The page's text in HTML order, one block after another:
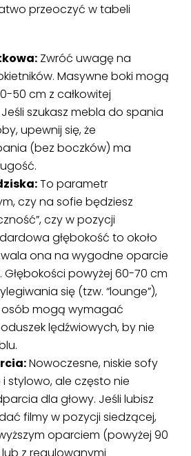
przeoczyć w tabeli
Zwróć uwagę na
Masywne boki mogą
50 cm z całkowitej
szukasz mebla do spania
upewnij się, że
(bez boczków) ma
To parametr
czy na sofie będziesz
czy w pozycji
głębokość to około
ona na wygodne oparcie
powyżej 60-70 cm
się (tzw. “lounge”),
osób mogą wymagać
lędźwiowych, by nie
Nowoczesne, niskie sofy
stylowo, ale często nie
dla głowy. Jeśli lubisz
filmy w pozycji siedzącej,
oparciem (powyżej 90
z regulowanymi